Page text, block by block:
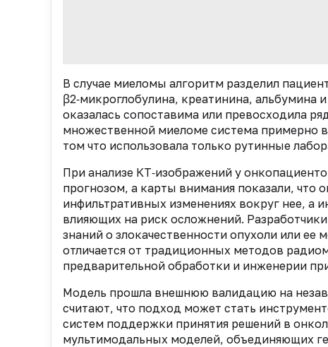
В случае миеломы алгоритм разделил
β2‑микроглобулина, креатинина, альбумина
оказалась сопоставима или превосходила
множественной миеломе система примерно
том что использовала только рутинные
При анализе КТ‑изображений у
прогнозом, а карты внимания показали, что
инфильтративных изменениях вокруг нее, а
влияющих на риск осложнений.
знаний о злокачественности опухоли или ее
отличается от традиционных методов
предварительной обработки и инженерии
Модель прошла внешнюю валидацию на
считают, что подход может стать
систем поддержки принятия решений в
мультимодальных моделей, объединяющих